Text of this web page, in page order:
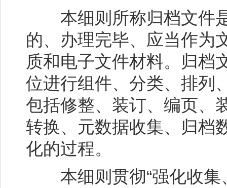
本细则所称归档文件是
的、办理完毕、应当作为
质和电子文件材料。归档
位进行组件、分类、排列
包括修整、装订、编页、
转换、元数据收集、归档
化的过程。
本细则贯彻“强化收集